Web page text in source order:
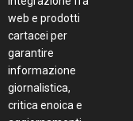
web e prodotti
cartacei per
garantire
informazione
giornalistica,
critica enoica e